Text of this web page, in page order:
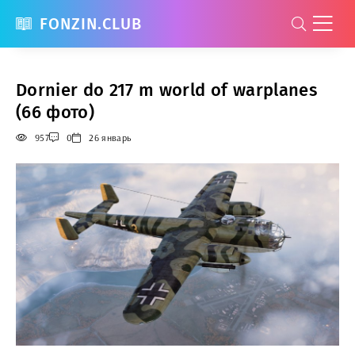
FONZIN.CLUB
Dornier do 217 m world of warplanes
(66 фото)
957 0 26 январь